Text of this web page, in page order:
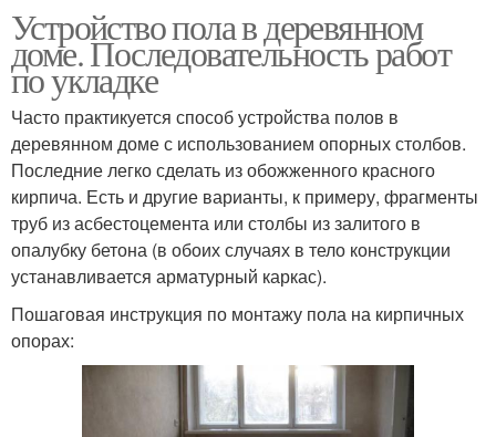
Устройство пола в деревянном
доме. Последовательность работ
по укладке
Часто практикуется способ устройства полов в
деревянном доме с использованием опорных столбов.
Последние легко сделать из обожженного красного
кирпича. Есть и другие варианты, к примеру, фрагменты
труб из асбестоцемента или столбы из залитого в
опалубку бетона (в обоих случаях в тело конструкции
устанавливается арматурный каркас).
Пошаговая инструкция по монтажу пола на кирпичных
опорах: